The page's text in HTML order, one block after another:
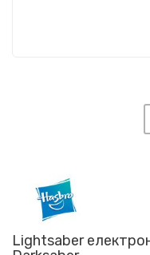
Lightsaber